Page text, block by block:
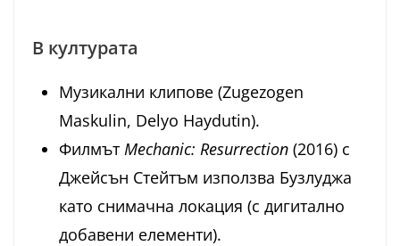
В културата
Музикални клипове (Zugezogen
Maskulin, Delyo Haydutin).
ФилмътMechanic: Resurrection (2016) с
Джейсън Стейтъм използва Бузлуджа
като снимачна локация (с дигитално
добавени елементи).